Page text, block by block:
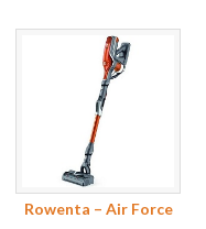
Rowenta – Air Force